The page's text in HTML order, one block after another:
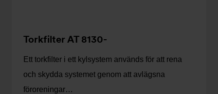
Torkfilter AT 8130-
Ett torkfilter i ett kylsystem används för att rena
och skydda systemet genom att avlägsna
föroreningar…